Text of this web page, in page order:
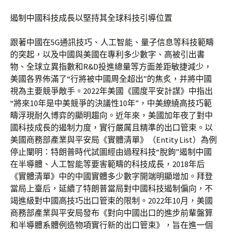
遏制中國科技成長以堅持其全球科技引導位置
跟著中國在5G通訊技巧、人工智能、量子信息等科技範疇
的突起，以及中國與美國在專利多少數字、高被引出書
物、全球立異指數和R&D投進總量等方面差距敏捷減少，
美國各界佈滿了“行將被中國周全超出”的焦炙，并將中國
視為主要競爭敵手。2022年美國《國度平安計謀》中指出
“將來10年是中美競爭的決議性10年”，中美繚繞高技巧範
疇浮現耐久博弈的顯明趨向。近年來，美國加年夜了對中
國科技成長的遏制力度，實行嚴厲且精準的出口管束。以
美國商務部產業與平安局《實體清單》（Entity List）為例
停止闡明：特朗普時代試圖經由過程科技“脫鉤”遏制中國
在半導體、人工智能等要害範疇的科技成長，2018年后
《實體清單》中的中國實體多少數字開端明顯增加。拜登
當局上臺后，延續了特朗普當局對中國科技遏制偏向，不
竭進級對中國高技巧出口管束的限制。2022年10月，美國
商務部產業與平安局發布《對向中國出口的進步前輩盤算
和半導體系體例造物項實行新的出口管束》，旨在進一個